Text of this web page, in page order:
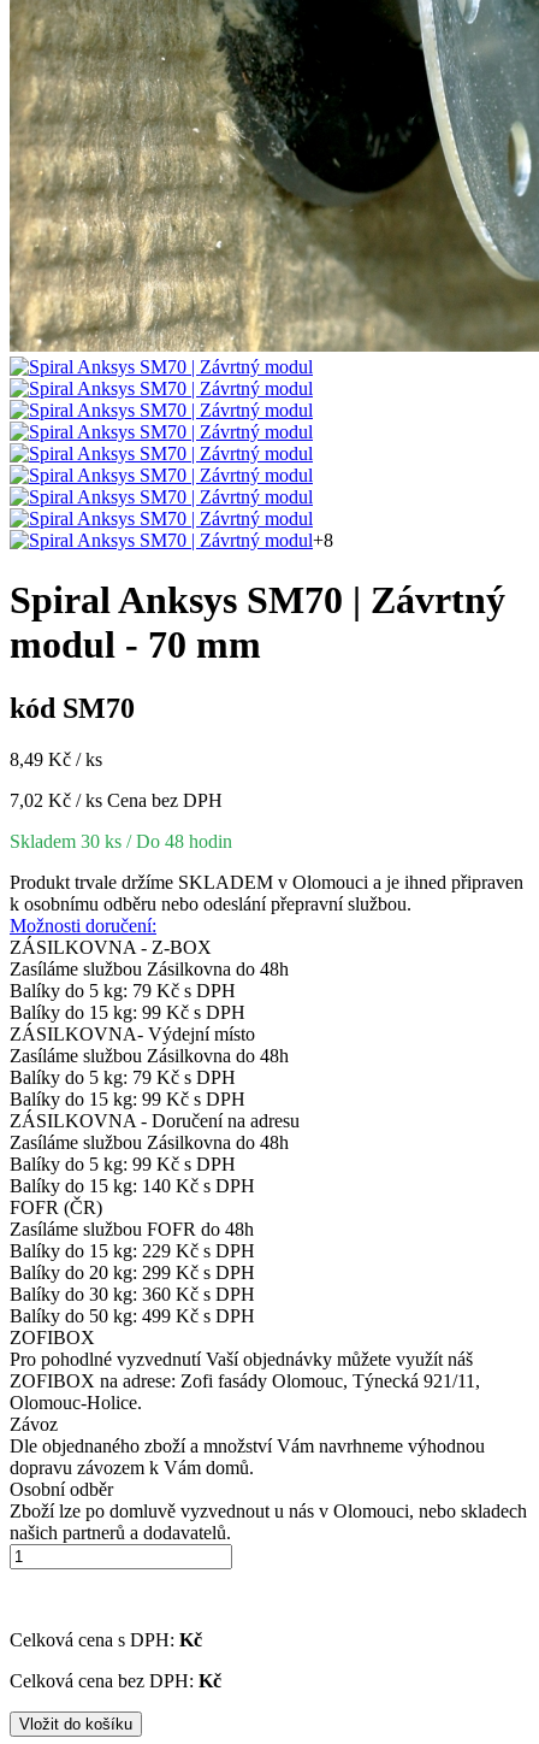
+8
Spiral Anksys SM70 | Závrtný
modul - 70 mm
kód SM70
8,49 Kč / ks
7,02 Kč / ks Cena bez DPH
Skladem 30 ks / Do 48 hodin
Produkt trvale držíme SKLADEM v Olomouci a je ihned připraven
k osobnímu odběru nebo odeslání přepravní službou.
Možnosti doručení:
ZÁSILKOVNA - Z-BOX
Zasíláme službou Zásilkovna do 48h
Balíky do 5 kg: 79 Kč s DPH
Balíky do 15 kg: 99 Kč s DPH
ZÁSILKOVNA- Výdejní místo
Zasíláme službou Zásilkovna do 48h
Balíky do 5 kg: 79 Kč s DPH
Balíky do 15 kg: 99 Kč s DPH
ZÁSILKOVNA - Doručení na adresu
Zasíláme službou Zásilkovna do 48h
Balíky do 5 kg: 99 Kč s DPH
Balíky do 15 kg: 140 Kč s DPH
FOFR (ČR)
Zasíláme službou FOFR do 48h
Balíky do 15 kg: 229 Kč s DPH
Balíky do 20 kg: 299 Kč s DPH
Balíky do 30 kg: 360 Kč s DPH
Balíky do 50 kg: 499 Kč s DPH
ZOFIBOX
Pro pohodlné vyzvednutí Vaší objednávky můžete využít náš
ZOFIBOX na adrese: Zofi fasády Olomouc, Týnecká 921/11,
Olomouc-Holice.
Závoz
Dle objednaného zboží a množství Vám navrhneme výhodnou
dopravu závozem k Vám domů.
Osobní odběr
Zboží lze po domluvě vyzvednout u nás v Olomouci, nebo skladech
našich partnerů a dodavatelů.
Celková cena s DPH: Kč
Celková cena bez DPH: Kč